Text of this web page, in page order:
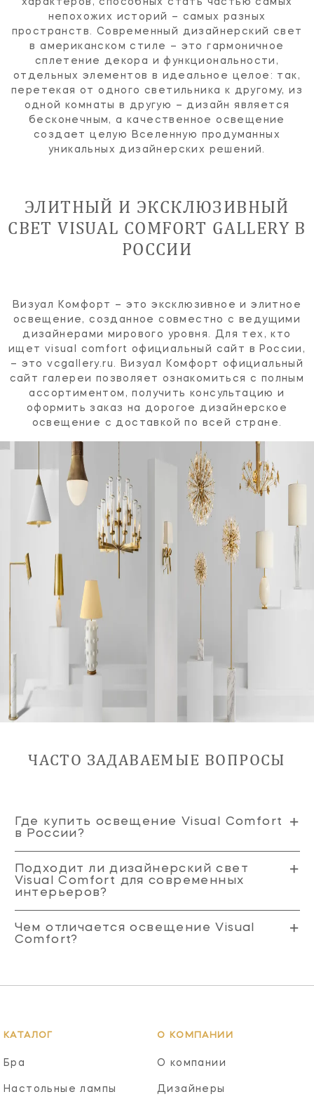
характеров, способных стать частью самых
непохожих историй – самых разных
пространств. Современный дизайнерский свет
в американском стиле – это гармоничное
сплетение декора и функциональности,
отдельных элементов в идеальное целое: так,
перетекая от одного светильника к другому, из
одной комнаты в другую – дизайн является
бесконечным, а качественное освещение
создает целую Вселенную продуманных
уникальных дизайнерских решений.
ЭЛИТНЫЙ И ЭКСКЛЮЗИВНЫЙ
СВЕТ VISUAL COMFORT GALLERY В
РОССИИ
Визуал Комфорт – это эксклюзивное и элитное
освещение, созданное совместно с ведущими
дизайнерами мирового уровня. Для тех, кто
ищет visual comfort официальный сайт в России,
– это vcgallery.ru. Визуал Комфорт официальный
сайт галереи позволяет ознакомиться с полным
ассортиментом, получить консультацию и
оформить заказ на дорогое дизайнерское
освещение с доставкой по всей стране.
ЧАСТО ЗАДАВАЕМЫЕ ВОПРОСЫ
Где купить освещение Visual Comfort
в России?
Подходит ли дизайнерский свет
Visual Comfort для современных
интерьеров?
Чем отличается освещение Visual
Comfort?
КАТАЛОГ
Бра
Настольные лампы
О КОМПАНИИ
О компании
Дизайнеры